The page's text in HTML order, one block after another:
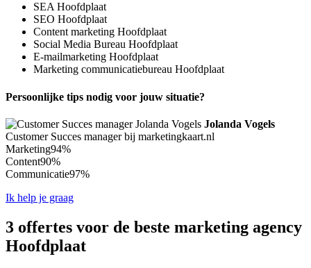
SEA Hoofdplaat
SEO Hoofdplaat
Content marketing Hoofdplaat
Social Media Bureau Hoofdplaat
E-mailmarketing Hoofdplaat
Marketing communicatiebureau Hoofdplaat
Persoonlijke tips nodig voor jouw situatie?
Jolanda Vogels
Customer Succes manager bij marketingkaart.nl
Marketing94%
Content90%
Communicatie97%
Ik help je graag
3 offertes voor de beste marketing agency
Hoofdplaat